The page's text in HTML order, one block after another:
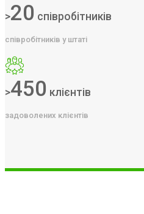
>20 співробітників
співробітників у штаті
>450 клієнтів
задоволених клієнтів